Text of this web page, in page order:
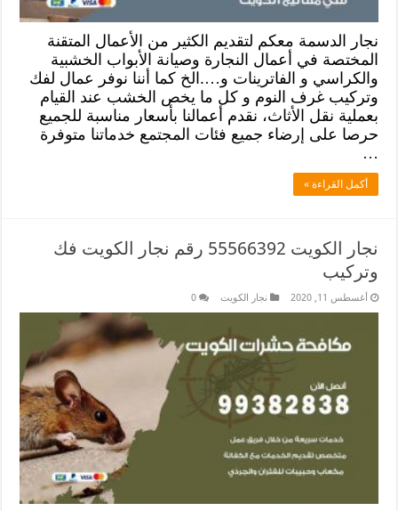
نجار الدسمة معكم لتقديم الكثير من الأعمال المتقنة
المختصة في أعمال النجارة وصيانة الأبواب الخشبية
والكراسي و الفاترينات و….الخ كما أننا نوفر عمال لفك
وتركيب غرف النوم و كل ما يخص الخشب عند القيام
بعملية نقل الأثاث، نقدم أعمالنا بأسعار مناسبة للجميع
حرصا على إرضاء جميع فئات المجتمع خدماتنا متوفرة
…
أكمل القراءة »
نجار الكويت 55566392 رقم نجار الكويت فك
وتركيب
أغسطس 11, 2020 نجار الكويت 0